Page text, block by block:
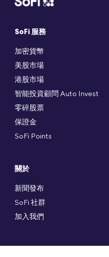
SoFi 服務
加密貨幣
美股市場
港股市場
智能投資顧問 Auto Invest
零碎股票
保證金
SoFi Points
關於
新聞發布
SoFi 社群
加入我們